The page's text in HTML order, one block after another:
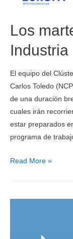
Los
Industria
El equipo del
Carlos Toledo
de una duración
cuales irán
estar preparados
programa de
Read More »